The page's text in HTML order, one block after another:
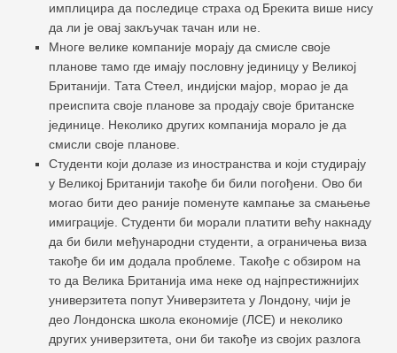
имплицира да последице страха од Брекита више нису
да ли је овај закључак тачан или не.
Многе велике компаније морају да смисле своје
планове тамо где имају пословну јединицу у Великој
Британији. Тата Стеел, индијски мајор, морао је да
преиспита своје планове за продају своје британске
јединице. Неколико других компанија морало је да
смисли своје планове.
Студенти који долазе из иностранства и који студирају
у Великој Британији такође би били погођени. Ово би
могао бити део раније поменуте кампање за смањење
имиграције. Студенти би морали платити већу накнаду
да би били међународни студенти, а ограничења виза
такође би им додала проблеме. Такође с обзиром на
то да Велика Британија има неке од најпрестижнијих
универзитета попут Универзитета у Лондону, чији је
део Лондонска школа економије (ЛСЕ) и неколико
других универзитета, они би такође из својих разлога